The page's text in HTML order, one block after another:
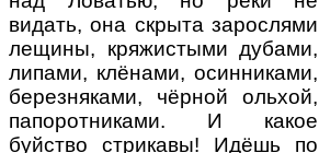
видать, она скрыта зарослями
лещины, кряжистыми дубами,
липами, клёнами, осинниками,
березняками, чёрной ольхой,
папоротниками. И какое
буйство стрикавы! Идёшь по